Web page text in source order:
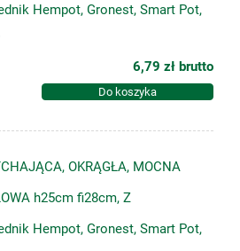
Hempot, Gronest, Smart Pot,
6,79 zł brutto
Do koszyka
OKRĄGŁA, MOCNA
h25cm fi28cm, Z
Hempot, Gronest, Smart Pot,